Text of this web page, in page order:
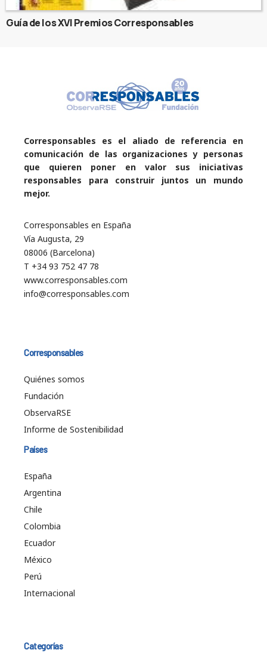
Guía de los XVI Premios Corresponsables
Corresponsables es el aliado de referencia en
comunicación de las organizaciones y personas
que quieren poner en valor sus iniciativas
responsables para construir juntos un mundo
mejor.
Corresponsables en España
Vía Augusta, 29
08006 (Barcelona)
T +34 93 752 47 78
www.corresponsables.com
info@corresponsables.com
Corresponsables
Quiénes somos
Fundación
ObservaRSE
Informe de Sostenibilidad
Países
España
Argentina
Chile
Colombia
Ecuador
México
Perú
Internacional
Categorías